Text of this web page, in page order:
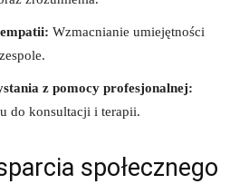
Wzmacnianie ⁣umiejętności
z pomocy profesjonalnej:
do konsultacji ‍i terapii.
społecznego